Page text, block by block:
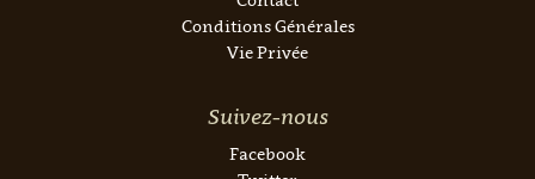
Conditions Générales
Vie Privée
Suivez-nous
Facebook